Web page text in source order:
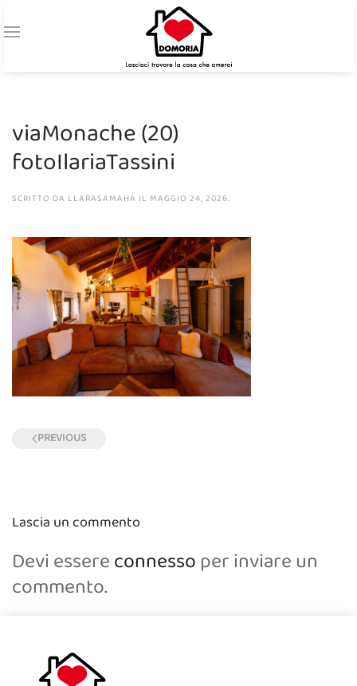
viaMonache (20)
fotoIlariaTassini
SCRITTO DA LLARASAMAHA IL MAGGIO 24, 2026.
PREVIOUS
Lascia un commento
Devi essereconnessoper inviare un
commento.